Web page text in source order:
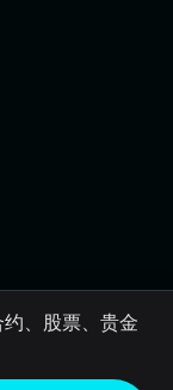
、股票、贵金